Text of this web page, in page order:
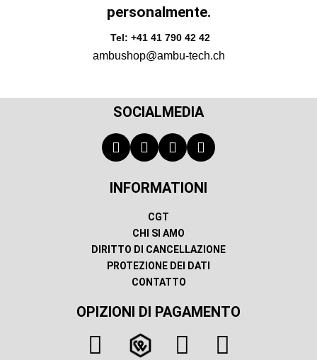
personalmente.
Tel: +41 41 790 42 42
ambushop@ambu-tech.ch
SOCIALMEDIA
INFORMATIONI
CGT
CHI SI AMO
DIRITTO DI CANCELLAZIONE
PROTEZIONE DEI DATI
CONTATTO
OPIZIONI DI PAGAMENTO